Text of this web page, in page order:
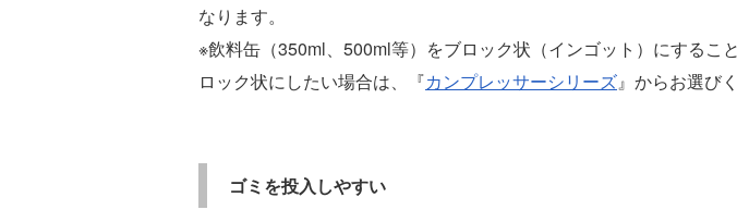
なります。
※飲料缶（350ml、500ml等）をブロック状（インゴット）にするこ
ロック状にしたい場合は、『カンプレッサーシリーズ』からお選び
ゴミを投入しやすい